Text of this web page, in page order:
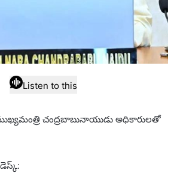
Listen to this
చంద్రబాబునాయుడు అధికారులతో